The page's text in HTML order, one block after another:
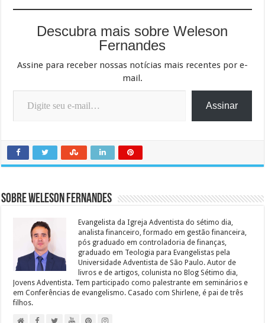
Descubra mais sobre Weleson
Fernandes
Assine para receber nossas notícias mais recentes por e-
mail.
Digite seu e-mail…
Assinar
Sobre Weleson Fernandes
Evangelista da Igreja Adventista do sétimo dia,
analista financeiro, formado em gestão financeira,
pós graduado em controladoria de finanças,
graduado em Teologia para Evangelistas pela
Universidade Adventista de São Paulo. Autor de
livros e de artigos, colunista no Blog Sétimo dia,
Jovens Adventista. Tem participado como palestrante em seminários e
em Conferências de evangelismo. Casado com Shirlene, é pai de três
filhos.